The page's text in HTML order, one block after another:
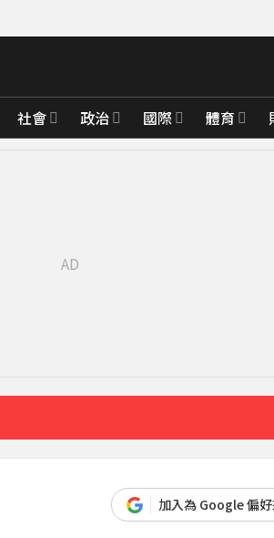
社會 政治 國際 體育
加入為 Google 偏